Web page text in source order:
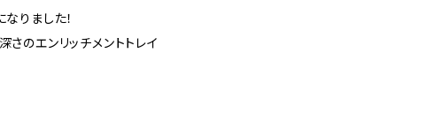
りました！
のエンリッチメントトレイ